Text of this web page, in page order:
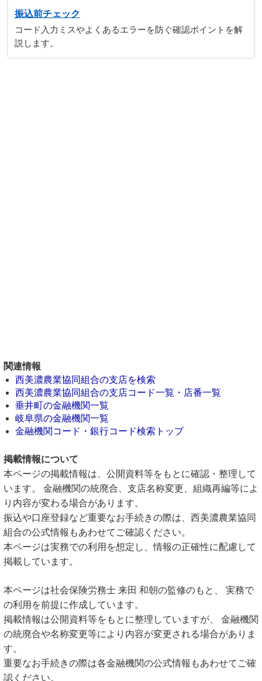
振込前チェック
コード入力ミスやよくあるエラーを防ぐ確認ポイントを解
説します。
関連情報
西美濃農業協同組合の支店を検索
西美濃農業協同組合の支店コード一覧・店番一覧
垂井町の金融機関一覧
岐阜県の金融機関一覧
金融機関コード・銀行コード検索トップ
掲載情報について
本ページの掲載情報は、公開資料等をもとに確認・整理して
います。 金融機関の統廃合、支店名称変更、組織再編等によ
り内容が変わる場合があります。
振込や口座登録など重要なお手続きの際は、西美濃農業協同
組合の公式情報もあわせてご確認ください。
本ページは実務での利用を想定し、情報の正確性に配慮して
掲載しています。
本ページは社会保険労務士 来田 和朝の監修のもと、 実務で
の利用を前提に作成しています。
掲載情報は公開資料等をもとに整理していますが、 金融機関
の統廃合や名称変更等により内容が変更される場合がありま
す。
重要なお手続きの際は各金融機関の公式情報もあわせてご確
認ください。